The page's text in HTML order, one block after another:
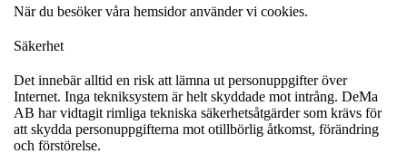
När du besöker våra hemsidor använder vi cookies.
Säkerhet
Det innebär alltid en risk att lämna ut personuppgifter över
Internet. Inga tekniksystem är helt skyddade mot intrång. DeMa
AB har vidtagit rimliga tekniska säkerhetsåtgärder som krävs för
att skydda personuppgifterna mot otillbörlig åtkomst, förändring
och förstörelse.